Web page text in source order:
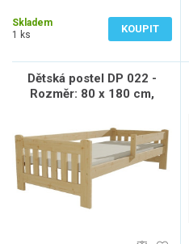
Skladem
1 ks
KOUPIT
Dětská postel DP 022 -
Rozměr: 80 x 180 cm,
netransparentní barva bílá,
Úložné prostory: bez
úložných prostor